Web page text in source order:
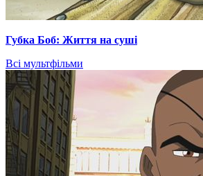
Губка Боб: Життя на суші
Всі мультфільми